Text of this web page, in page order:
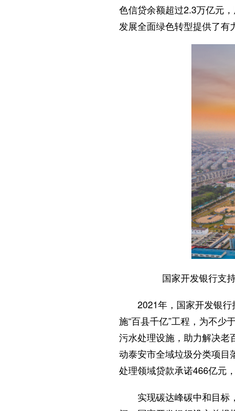
色信贷余额超过2.3万亿元
发展全面绿色转型提供了有
国家开发银行支
2021年，国家开发银
施“百县千亿”工程，为不少
污水处理设施，助力解决老
动泰安市全域垃圾分类项目
处理领域贷款承诺466亿元
实现碳达峰碳中和目标